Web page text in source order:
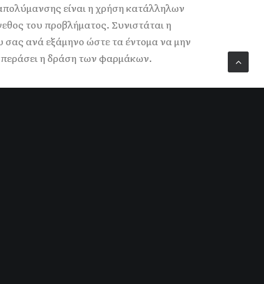
είναι η χρήση κατάλληλων
του προβλήματος. Συνιστάται η
ανά εξάμηνο ώστε τα έντομα να μην
η δράση των φαρμάκων.